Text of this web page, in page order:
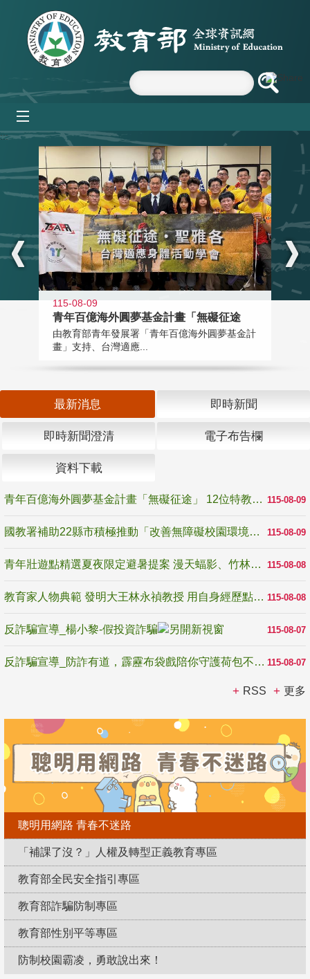
跳到主要內容區塊
:::
115-08-09
青年百億海外圓夢基金計畫「無礙征途
由教育部青年發展署「青年百億海外圓夢基金計
畫」支持、台灣適應...
最新消息 即時新聞
即時新聞澄清 電子布告欄
資料下載
115-08-09
青年百億海外圓夢基金計畫「無礙征途」 12位特教與弱勢青年勇闖西班牙 跨越感官限制見證生命蛻變
115-08-09
國教署補助22縣市積極推動「改善無障礙校園環境計畫」 打造友善、安全、無礙學習空間
115-08-08
青年壯遊點精選夏夜限定避暑提案 漫天蝠影、竹林尋蛙、茶香夜觀 邀青年暮色出發
115-08-08
教育家人物典範 發明大王林永禎教授 用自身經歷點亮學生的路
115-08-07
反詐騙宣導_楊小黎-假投資詐騙
115-08-07
反詐騙宣導_防詐有道，霹靂布袋戲陪你守護荷包不受騙
RSS 更多
聰明用網路 青春不迷路
「補課了沒？」人權及轉型正義教育專區
教育部全民安全指引專區
教育部詐騙防制專區
教育部性別平等專區
防制校園霸凌，勇敢說出來！